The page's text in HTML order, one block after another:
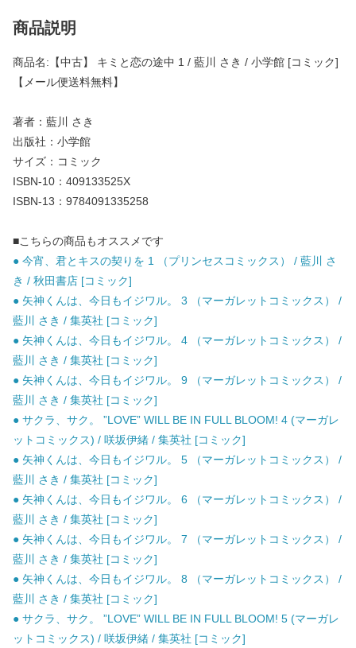
商品説明
商品名:【中古】 キミと恋の途中 1 / 藍川 さき / 小学館 [コミック]
【メール便送料無料】
著者：藍川 さき
出版社：小学館
サイズ：コミック
ISBN-10：409133525X
ISBN-13：9784091335258
■こちらの商品もオススメです
● 今宵、君とキスの契りを 1 （プリンセスコミックス） / 藍川 さ
き / 秋田書店 [コミック]
● 矢神くんは、今日もイジワル。 3 （マーガレットコミックス） /
藍川 さき / 集英社 [コミック]
● 矢神くんは、今日もイジワル。 4 （マーガレットコミックス） /
藍川 さき / 集英社 [コミック]
● 矢神くんは、今日もイジワル。 9 （マーガレットコミックス） /
藍川 さき / 集英社 [コミック]
● サクラ、サク。 ”LOVE” WILL BE IN FULL BLOOM! 4 (マーガレ
ットコミックス) / 咲坂伊緒 / 集英社 [コミック]
● 矢神くんは、今日もイジワル。 5 （マーガレットコミックス） /
藍川 さき / 集英社 [コミック]
● 矢神くんは、今日もイジワル。 6 （マーガレットコミックス） /
藍川 さき / 集英社 [コミック]
● 矢神くんは、今日もイジワル。 7 （マーガレットコミックス） /
藍川 さき / 集英社 [コミック]
● 矢神くんは、今日もイジワル。 8 （マーガレットコミックス） /
藍川 さき / 集英社 [コミック]
● サクラ、サク。 ”LOVE” WILL BE IN FULL BLOOM! 5 (マーガレ
ットコミックス) / 咲坂伊緒 / 集英社 [コミック]